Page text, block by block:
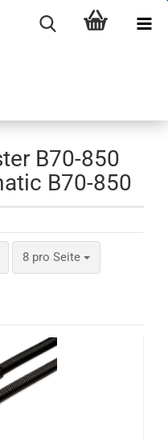
B70-850
B70-850
8 pro Seite
pro Seite